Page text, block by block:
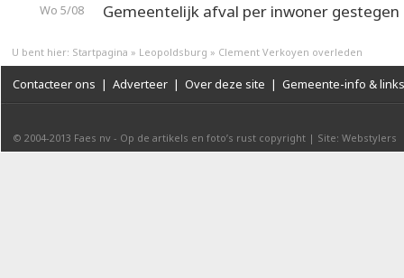
Wo 5/08 Gemeentelijk afval per inwoner gestegen
U bent hier: Startpagina » Leopoldsburg » Clement Verkoyen overleden
Contacteer ons | Adverteer | Over deze site | Gemeente-info & links
© 2004-2013 Faes nv - Op de artikels en foto’s rust copyright | Site: Webstylers